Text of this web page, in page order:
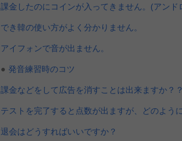
課金したのにコインが入ってきません。(アンド
でき韓の使い方がよく分かりません。
アイフォンで音が出ません。
発音練習時のコツ
課金などをして広告を消すことは出来ますか？？
テストを完了すると点数が出ますが、どのよう
退会はどうすればいいですか？